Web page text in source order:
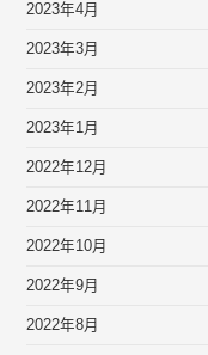
2023年4月
2023年3月
2023年2月
2023年1月
2022年12月
2022年11月
2022年10月
2022年9月
2022年8月